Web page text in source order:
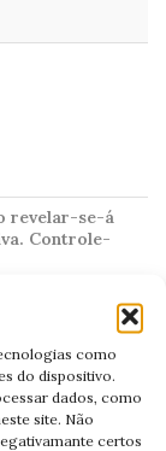
como
do dispositivo.
dados, como
site. Não
certos
revelar-se-á
Controle-
cauteloso na
é seu.